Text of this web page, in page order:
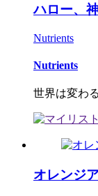
ハロー、
Nutrients
Nutrients
世界は変わ
オレンジ